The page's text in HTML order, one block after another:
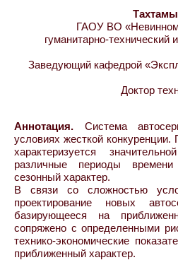
ГАОУ ВО
гуманитарно-технический
Заведующий кафедрой
Доктор
Аннотация. Система
условиях жесткой конкуренции.
характеризуется
различные периоды
сезонный характер.
В связи со сложностью
проектирование новых
базирующееся на
сопряжено с определенными
технико-экономические
приближенный характер.